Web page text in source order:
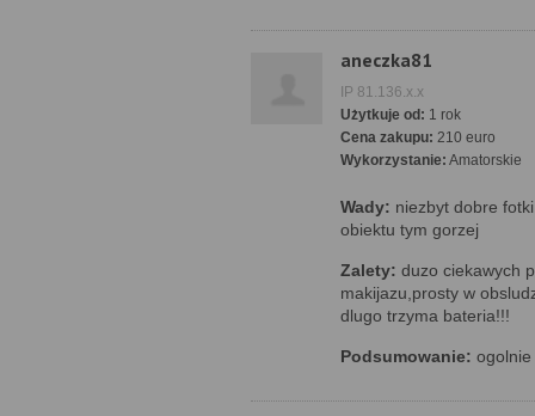
aneczka81
IP 81.136.x.x
Użytkuje od: 1 rok
Cena zakupu: 210 euro
Wykorzystanie: Amatorskie
Wady: niezbyt dobre
obiektu tym gorzej
Zalety: duzo ciekawych
makijazu,prosty w
dlugo trzyma bateria!!!
Podsumowanie: